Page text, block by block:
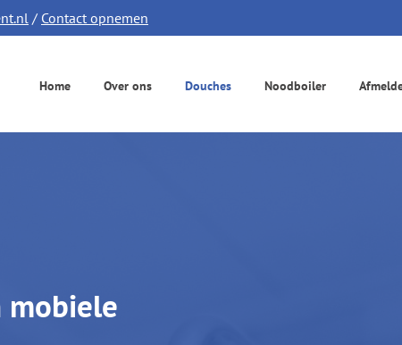
/ Contact opnemen
Home Over ons Douches Noodboiler
mobiele